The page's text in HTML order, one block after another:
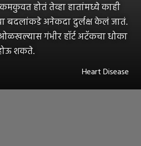
होतं तेव्हा हातांमध्ये काही
बदलांकडे अनेकदा दुर्लक्ष केलं जातं.
गंभीर हॉर्ट अटॅकचा धोका
शकते.
Heart Disease